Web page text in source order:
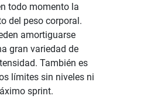
todo momento la
del peso corporal.
amortiguarse
gran variedad de
También es
límites sin niveles ni
sprint.